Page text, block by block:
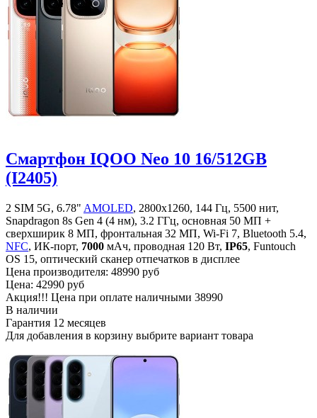
Смартфон IQOO Neo 10 16/512GB
(I2405)
2 SIM 5G, 6.78" AMOLED, 2800x1260, 144 Гц, 5500 нит,
Snapdragon 8s Gen 4 (4 нм), 3.2 ГГц, основная 50 МП +
сверхширик 8 МП, фронтальная 32 МП, Wi-Fi 7, Bluetooth 5.4,
NFC, ИК-порт, 7000 мАч, проводная 120 Вт, IP65, Funtouch
OS 15, оптический сканер отпечатков в дисплее
Цена производителя: 48990 руб
Цена: 42990 руб
Акция!!! Цена при оплате наличными 38990
В наличии
Гарантия 12 месяцев
Для добавления в корзину выбрите вариант товара